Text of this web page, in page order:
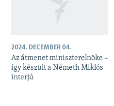
2024. DECEMBER 04.
Az átmenet miniszterelnöke –
így készült a Németh Miklós-
interjú